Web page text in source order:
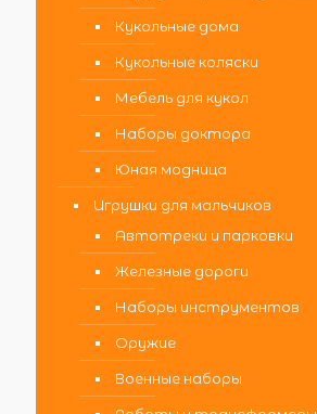
Кукольные дома
Кукольные коляски
Мебель для кукол
Наборы доктора
Юная модница
Игрушки для мальчиков
Автотреки и парковки
Железные дороги
Наборы инструментов
Оружие
Военные наборы